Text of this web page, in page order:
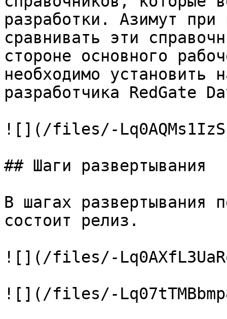
разработки. Азимут при
сравнивать эти
стороне основного
необходимо установить
разработчика RedGate
![](/files/-
## Шаги развертывания
В шагах развертывания
состоит релиз.
![](/files/-
![](/files/-